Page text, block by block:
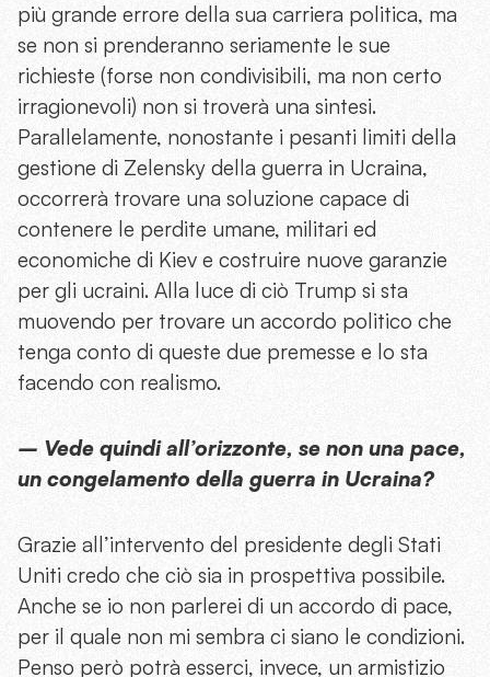
più grande errore della sua carriera politica, ma
se non si prenderanno seriamente le sue
richieste (forse non condivisibili, ma non certo
irragionevoli) non si troverà una sintesi.
Parallelamente, nonostante i pesanti limiti della
gestione di Zelensky della guerra in Ucraina,
occorrerà trovare una soluzione capace di
contenere le perdite umane, militari ed
economiche di Kiev e costruire nuove garanzie
per gli ucraini. Alla luce di ciò Trump si sta
muovendo per trovare un accordo politico che
tenga conto di queste due premesse e lo sta
facendo con realismo.
– Vede quindi all’orizzonte, se non una pace,
un congelamento della guerra in Ucraina?
Grazie all’intervento del presidente degli Stati
Uniti credo che ciò sia in prospettiva possibile.
Anche se io non parlerei di un accordo di pace,
per il quale non mi sembra ci siano le condizioni.
Penso però potrà esserci, invece, un armistizio